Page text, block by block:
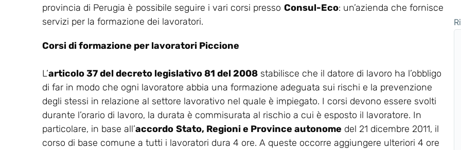
provincia di Perugia è possibile seguire i vari corsi presso Consul-Eco: un’azienda che fornisce
servizi per la formazione dei lavoratori.
Corsi di formazione per lavoratori Piccione
L’articolo 37 del decreto legislativo 81 del 2008 stabilisce che il datore di lavoro ha l’obbligo
di far in modo che ogni lavoratore abbia una formazione adeguata sui rischi e la prevenzione
degli stessi in relazione al settore lavorativo nel quale è impiegato. I corsi devono essere svolti
durante l’orario di lavoro, la durata è commisurata al rischio a cui è esposto il lavoratore. In
particolare, in base all’accordo Stato, Regioni e Province autonome del 21 dicembre 2011, il
corso di base comune a tutti i lavoratori dura 4 ore. A queste occorre aggiungere ulteriori 4 ore